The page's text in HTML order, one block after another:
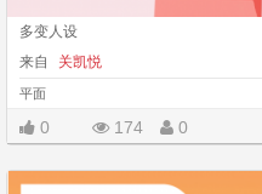
多变人设
来自
关凯悦
平面
0 174 0